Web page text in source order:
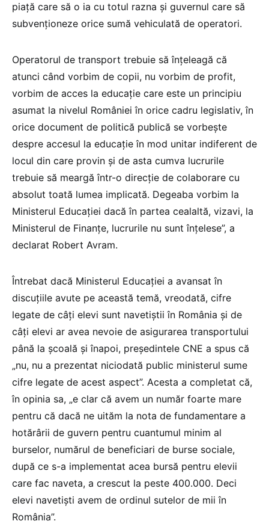
piață care să o ia cu totul razna și guvernul care să
subvenționeze orice sumă vehiculată de operatori.
Operatorul de transport trebuie să înțeleagă că
atunci când vorbim de copii, nu vorbim de profit,
vorbim de acces la educație care este un principiu
asumat la nivelul României în orice cadru legislativ, în
orice document de politică publică se vorbește
despre accesul la educație în mod unitar indiferent de
locul din care provin și de asta cumva lucrurile
trebuie să meargă într-o direcție de colaborare cu
absolut toată lumea implicată. Degeaba vorbim la
Ministerul Educației dacă în partea cealaltă, vizavi, la
Ministerul de Finanțe, lucrurile nu sunt înțelese”, a
declarat Robert Avram.
Întrebat dacă Ministerul Educației a avansat în
discuțiile avute pe această temă, vreodată, cifre
legate de câți elevi sunt navetiștii în România și de
câți elevi ar avea nevoie de asigurarea transportului
până la școală și înapoi, președintele CNE a spus că
„nu, nu a prezentat niciodată public ministerul sume
cifre legate de acest aspect”. Acesta a completat că,
în opinia sa, „e clar că avem un număr foarte mare
pentru că dacă ne uităm la nota de fundamentare a
hotărârii de guvern pentru cuantumul minim al
burselor, numărul de beneficiari de burse sociale,
după ce s-a implementat acea bursă pentru elevii
care fac naveta, a crescut la peste 400.000. Deci
elevi navetiști avem de ordinul sutelor de mii în
România”.